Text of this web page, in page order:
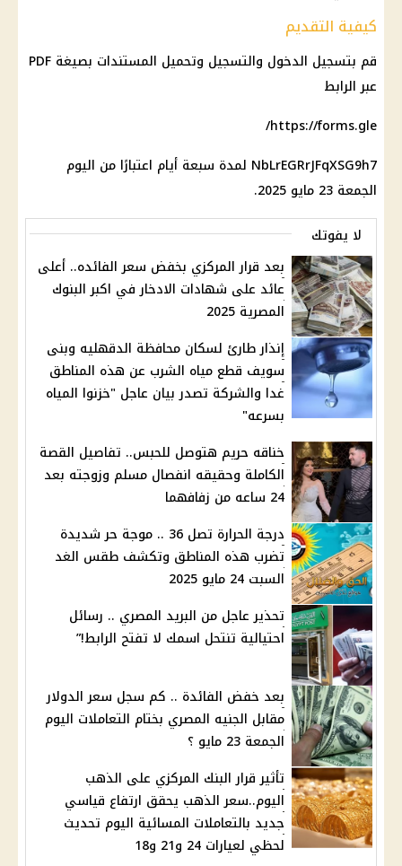
كيفية التقديم
قم بتسجيل الدخول والتسجيل وتحميل المستندات بصيغة PDF
عبر الرابط
https://forms.gle/
NbLrEGRrJFqXSG9h7 لمدة سبعة أيام اعتبارًا من اليوم
الجمعة 23 مايو 2025.
لا يفوتك
بعد قرار المركزي بخفض سعر الفائده.. أعلى
عائد على شهادات الادخار في اكبر البنوك
المصرية 2025
إنذار طارئ لسكان محافظة الدقهليه وبنى
سويف قطع مياه الشرب عن هذه المناطق
غدا والشركة تصدر بيان عاجل "خزنوا المياه
بسرعه"
خناقه حريم هتوصل للحبس.. تفاصيل القصة
الكاملة وحقيقه انفصال مسلم وزوجته بعد
24 ساعه من زفافهما
درجة الحرارة تصل 36 .. موجة حر شديدة
تضرب هذه المناطق وتكشف طقس الغد
السبت 24 مايو 2025
تحذير عاجل من البريد المصري .. رسائل
احتيالية تنتحل اسمك لا تفتح الرابط!”
بعد خفض الفائدة .. كم سجل سعر الدولار
مقابل الجنيه المصري بختام التعاملات اليوم
الجمعة 23 مايو ؟
تأثير قرار البنك المركزي على الذهب
اليوم..سعر الذهب يحقق ارتفاع قياسي
جديد بالتعاملات المسائية اليوم تحديث
لحظي لعيارات 24 و21 و18